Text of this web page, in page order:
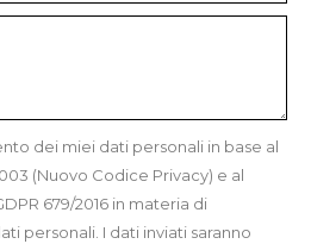
dei miei dati personali in base al
(Nuovo Codice Privacy) e al
679/2016 in materia di
personali. I dati inviati saranno